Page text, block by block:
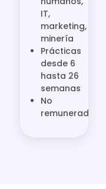
IT,
marketing,
minería
Prácticas
desde 6
hasta 26
semanas
No
remuneradas